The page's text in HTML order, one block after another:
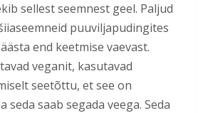
sellest seemnest geel. Paljud
puuviljapudingites
end keetmise vaevast.
veganit, kasutavad
seetõttu, et see on
seda saab segada veega. Seda